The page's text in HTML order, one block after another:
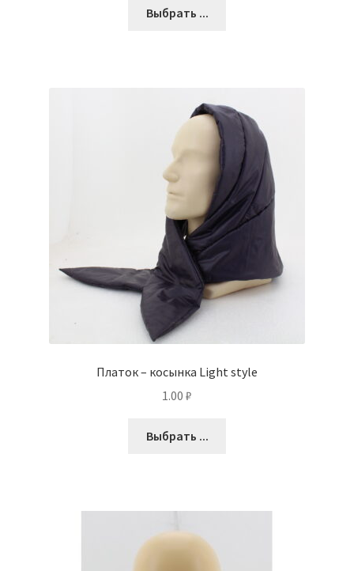
Выбрать ...
Платок – косынка Light style
1.00 ₽
Выбрать ...